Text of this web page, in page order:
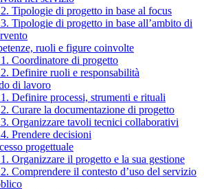
Tipologie di progetto in base al focus
Tipologie di progetto in base all’ambito di
ruoli e figure coinvolte
Coordinatore di progetto
Definire ruoli e responsabilità
di lavoro
Definire processi, strumenti e rituali
Curare la documentazione di progetto
Organizzare tavoli tecnici collaborativi
Prendere decisioni
progettuale
Organizzare il progetto e la sua gestione
Comprendere il contesto d’uso del servizio